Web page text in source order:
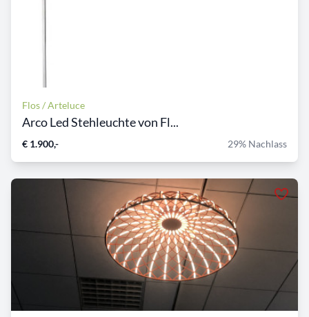
Flos / Arteluce
Arco Led Stehleuchte von Fl...
€ 1.900,- 29% Nachlass